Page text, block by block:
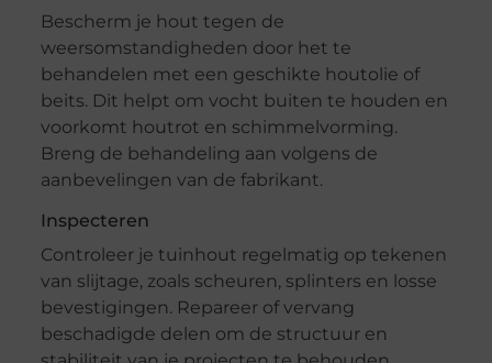
Bescherm je hout tegen de
weersomstandigheden door het te
behandelen met een geschikte houtolie of
beits. Dit helpt om vocht buiten te houden en
voorkomt houtrot en schimmelvorming.
Breng de behandeling aan volgens de
aanbevelingen van de fabrikant.
Inspecteren
Controleer je tuinhout regelmatig op tekenen
van slijtage, zoals scheuren, splinters en losse
bevestigingen. Repareer of vervang
beschadigde delen om de structuur en